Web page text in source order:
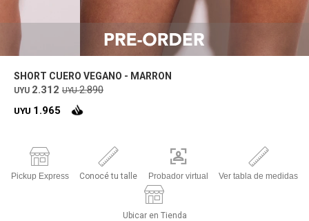
SHORT CUERO VEGANO - MARRON
UYU 2.312 UYU 2.890
UYU 1.965
Pickup Express Conocé tu talle Probador virtual Ver tabla de medidas
Ubicar en Tienda